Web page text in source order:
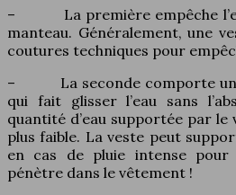
– La première empêche
manteau. Généralement, une
coutures techniques pour
– La seconde comporte un
qui fait glisser l’eau sans
quantité d’eau supportée par
plus faible. La veste peut
en cas de pluie intense pour
pénètre dans le vêtement !